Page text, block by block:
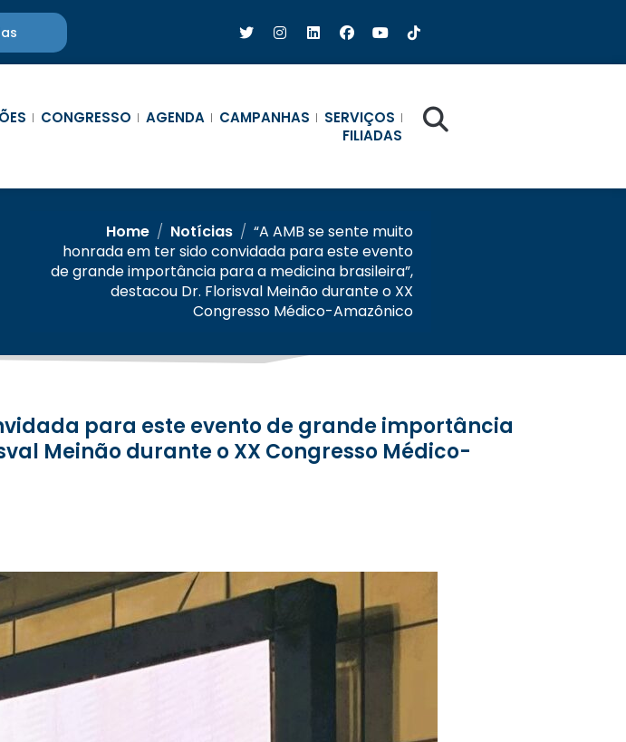
CONGRESSO AGENDA CAMPANHAS
SERVIÇOS
FILIADAS
Home / Notícias / “A AMB se sente muito
honrada em ter sido convidada para este evento
de grande importância para a medicina brasileira”,
destacou Dr. Florisval Meinão durante o XX
Congresso Médico-Amazônico
Meinão durante o XX Congresso Médico-